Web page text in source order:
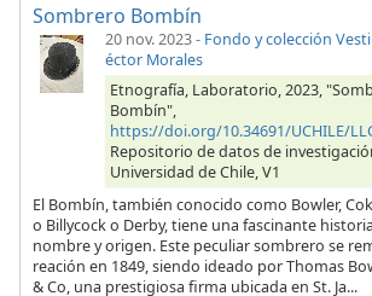
Sombrero Bombín
20 nov. 2023- Fondo y colección
éctor Morales
Etnografía, Laboratorio, 2023,
Bombín",
https://doi.org/10.34691/UCHILE/
Repositorio de datos de
Universidad de Chile, V1
El Bombín, también conocido como Bowler,
o Billycock o Derby, tiene una fascinante
nombre y origen. Este peculiar sombrero se
reación en 1849, siendo ideado por Thomas
& Co, una prestigiosa firma ubicada en St. Ja...